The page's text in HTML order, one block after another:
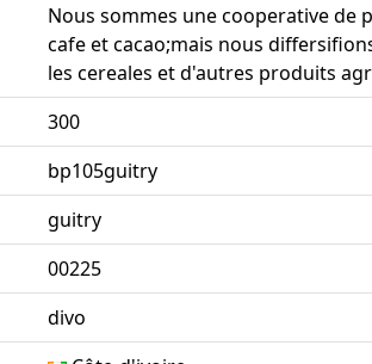
Nous sommes une cooperative de
cafe et cacao;mais nous
les cereales et d'autres produits
300
bp105guitry
guitry
00225
divo